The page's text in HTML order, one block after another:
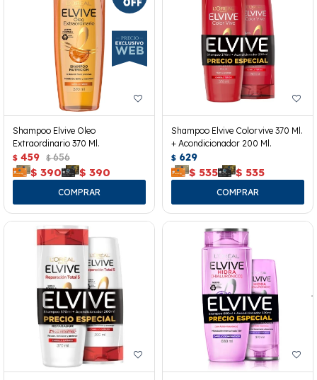
Shampoo Elvive Oleo
Extraordinario 370 Ml.
$ 459 $ 656
$ 390 $ 390
Shampoo Elvive Colorvive 370 Ml.
+ Acondicionador 200 Ml.
$ 629
$ 535 $ 535